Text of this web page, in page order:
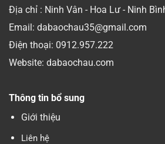
Địa chỉ : Ninh Vân - Hoa Lư - Ninh
Email: dabaochau35@gmail.com
Điện thoại: 0912.957.222
Website: dabaochau.com
Thông tin bổ sung
Giới thiệu
Liên hệ